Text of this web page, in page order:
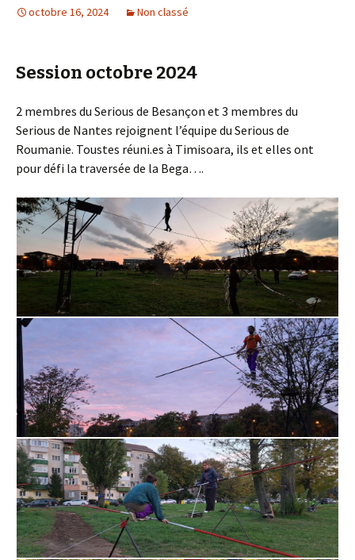
octobre 16, 2024 Non classé
Session octobre 2024
2 membres du Serious de Besançon et 3 membres du
Serious de Nantes rejoignent l’équipe du Serious de
Roumanie. Toustes réuni.es à Timisoara, ils et elles ont
pour défi la traversée de la Bega….